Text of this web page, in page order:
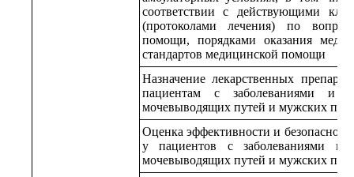
соответствии с действующими
(протоколами лечения) по
помощи, порядками оказания
стандартов медицинской помощи
Назначение лекарственных
пациентам с заболеваниями и
мочевыводящих путей и мужских
Оценка эффективности и
у пациентов с заболеваниями и
мочевыводящих путей и мужских